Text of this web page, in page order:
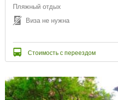
Пляжный отдых
Виза не нужна
Стоимость с переездом